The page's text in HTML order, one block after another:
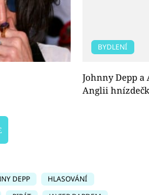
BYDLENÍ
Johnny Depp
Anglii
DEPP
HLASOVÁNÍ